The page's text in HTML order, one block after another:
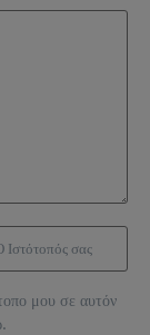
μου σε αυτόν